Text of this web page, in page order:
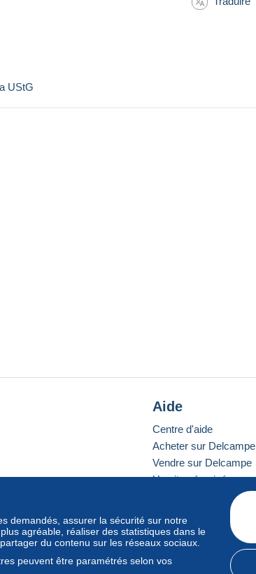
UStG
demandés, assurer la sécurité sur notre
agréable, réaliser des statistiques dans le
du contenu sur les réseaux sociaux.
peuvent être paramétrés selon vos
Aide
Centre d'aide
Acheter sur Delcampe
Vendre sur Delcampe
Un site sécurisé